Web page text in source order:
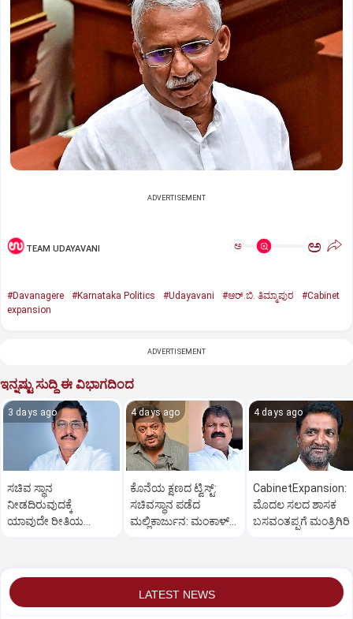
ADVERTISEMENT
TEAM UDAYAVANI ಅ ಅ
#Davanagere #Karnataka Politics #Udayavani #ಆರ್.ಬಿ. ತಿಮ್ಮಾಪುರ
#Cabinet
expansion
ADVERTISEMENT
ಇನ್ನಷ್ಟು ಸುದ್ದಿ ಈ ವಿಭಾಗದಿಂದ
3 days ago
ಸಚಿವ ಸ್ಥಾನ
ನೀಡದಿರುವುದಕ್ಕೆ
ಯಾವುದೇ ರೀತಿಯ
4 days ago
ಕೊನೆಯ ಕ್ಷಣದ ಟ್ವಿಸ್ಟ್:
ಸಚಿವಸ್ಥಾನ ಪಡೆದ
ಮಲ್ಲಿಕಾರ್ಜುನ: ಮಂಕಾಳ್‌
4 days ago
CabinetExpansion:
ಮೊದಲ ಸಲದ ಶಾಸಕ
ಬಸವಂತಪ್ಪಗೆ ಮಂತ್ರಿಗಿರಿ
LATEST NEWS